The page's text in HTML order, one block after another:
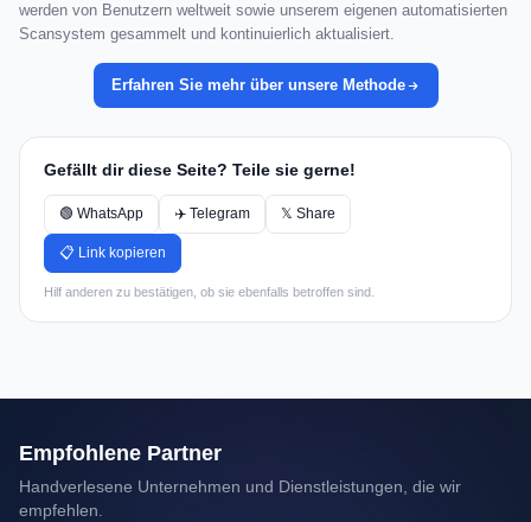
werden von Benutzern weltweit sowie unserem eigenen automatisierten
Scansystem gesammelt und kontinuierlich aktualisiert.
Erfahren Sie mehr über unsere Methode
Gefällt dir diese Seite? Teile sie gerne!
🟢 WhatsApp ✈️ Telegram 𝕏 Share
📋 Link kopieren
Hilf anderen zu bestätigen, ob sie ebenfalls betroffen sind.
Empfohlene Partner
Handverlesene Unternehmen und Dienstleistungen, die wir
empfehlen.